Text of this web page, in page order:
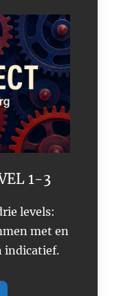
1-3
levels:
met en
indicatief.